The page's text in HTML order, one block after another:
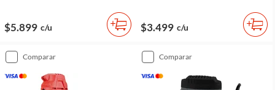
$5.899 c/u $3.499 c/u
comparar comparar